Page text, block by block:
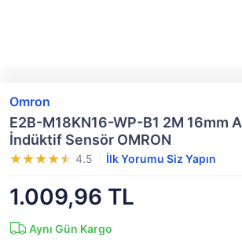
Omron
E2B-M18KN16-WP-B1 2M 16mm
İndüktif Sensör OMRON
4.5 İlk Yorumu Siz Yapın
1.009,96 TL
Aynı Gün Kargo